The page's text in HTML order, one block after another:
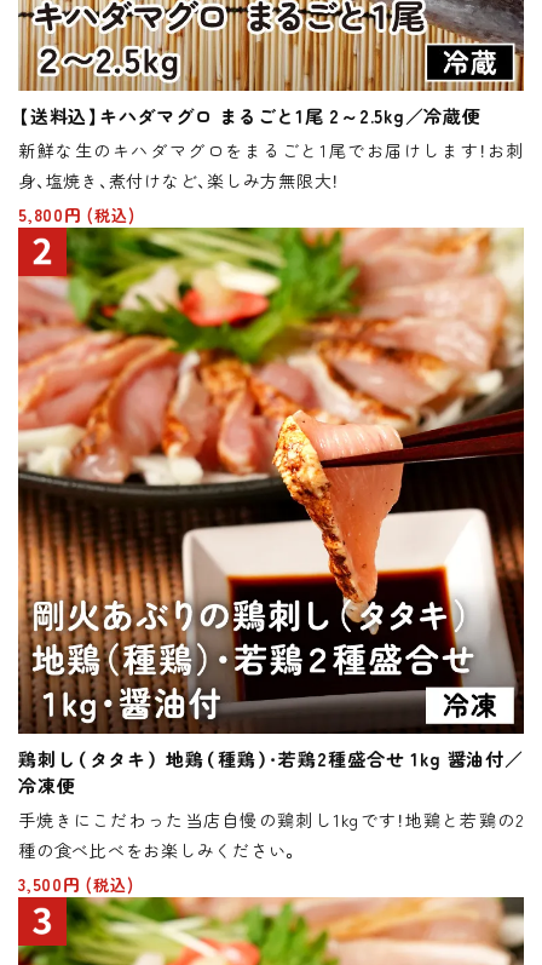
【送料込】キハダマグロ まるごと1尾 2～2.5kg／冷蔵便
新鮮な生のキハダマグロをまるごと1尾でお届けします！お刺
身、塩焼き、煮付けなど、楽しみ方無限大！
5,800円 (税込)
鶏刺し（タタキ） 地鶏（種鶏）・若鶏2種盛合せ 1kg 醤油付／
冷凍便
手焼きにこだわった当店自慢の鶏刺し1kgです！地鶏と若鶏の2
種の食べ比べをお楽しみください。
3,500円 (税込)